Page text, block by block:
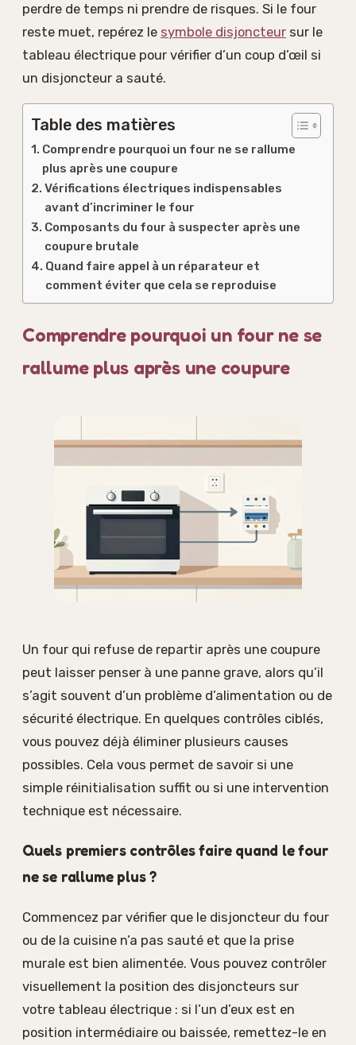
perdre de temps ni prendre de risques. Si le four
reste muet, repérez le symbole disjoncteur sur le
tableau électrique pour vérifier d’un coup d’œil si
un disjoncteur a sauté.
Table des matières
Comprendre pourquoi un four ne se rallume
plus après une coupure
Vérifications électriques indispensables
avant d’incriminer le four
Composants du four à suspecter après une
coupure brutale
Quand faire appel à un réparateur et
comment éviter que cela se reproduise
Comprendre pourquoi un four ne se
rallume plus après une coupure
Un four qui refuse de repartir après une coupure
peut laisser penser à une panne grave, alors qu’il
s’agit souvent d’un problème d’alimentation ou de
sécurité électrique. En quelques contrôles ciblés,
vous pouvez déjà éliminer plusieurs causes
possibles. Cela vous permet de savoir si une
simple réinitialisation suffit ou si une intervention
technique est nécessaire.
Quels premiers contrôles faire quand le four
ne se rallume plus ?
Commencez par vérifier que le disjoncteur du four
ou de la cuisine n’a pas sauté et que la prise
murale est bien alimentée. Vous pouvez contrôler
visuellement la position des disjoncteurs sur
votre tableau électrique : si l’un d’eux est en
position intermédiaire ou baissée, remettez-le en